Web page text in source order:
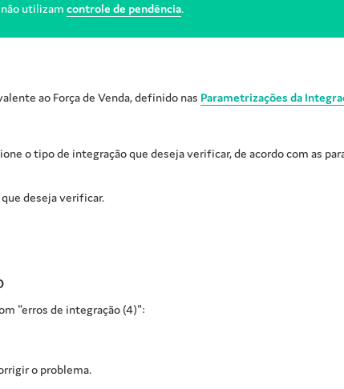
utilizam controle de pendência.
ao Força de Venda, definido nas Parametrizações da
o tipo de integração que deseja verificar, de acordo com as
deseja verificar.
"erros de integração (4)":
o problema.